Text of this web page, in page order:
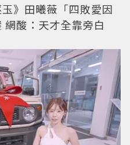
》田曦薇「四敗愛因
酸：天才全靠旁白